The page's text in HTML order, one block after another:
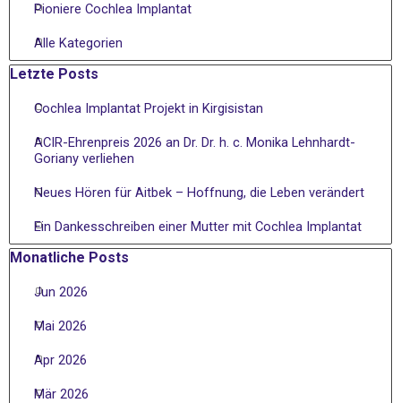
Pioniere Cochlea Implantat
Alle Kategorien
Block überspringen Letzte Posts
Letzte Posts
Cochlea Implantat Projekt in Kirgisistan
ACIR-Ehrenpreis 2026 an Dr. Dr. h. c. Monika Lehnhardt-
Goriany verliehen
Neues Hören für Aitbek – Hoffnung, die Leben verändert
Ein Dankesschreiben einer Mutter mit Cochlea Implantat
Block überspringen Monatliche Posts
Monatliche Posts
Jun 2026
Mai 2026
Apr 2026
Mär 2026